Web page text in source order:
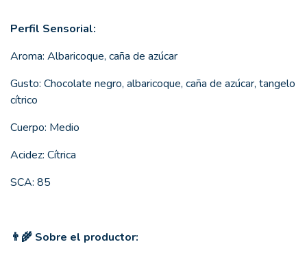
Perfil Sensorial:
Aroma: Albaricoque, caña de azúcar
Gusto: Chocolate negro, albaricoque, caña de azúcar, tangelo
cítrico
Cuerpo: Medio
Acidez: Cítrica
SCA: 85
👨‍🌾 Sobre el productor: